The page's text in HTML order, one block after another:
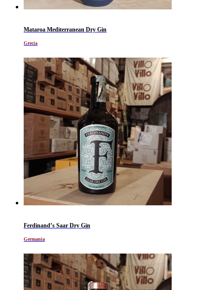
Al momento non disponibile
Mataroa Mediterranean Dry Gin
Grecia
Ferdinand’s Saar Dry Gin
Germania